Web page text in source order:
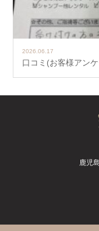
2026.06.17
口コミ(お客様アン
鹿児